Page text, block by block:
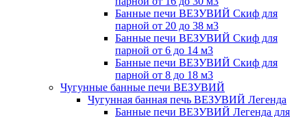
Банные печи ВЕЗУВИЙ Скиф для
парной от 20 до 38 м3
Банные печи ВЕЗУВИЙ Скиф для
парной от 6 до 14 м3
Банные печи ВЕЗУВИЙ Скиф для
парной от 8 до 18 м3
Чугунные банные печи ВЕЗУВИЙ
Чугунная банная печь ВЕЗУВИЙ Легенда
Банные печи ВЕЗУВИЙ Легенда для